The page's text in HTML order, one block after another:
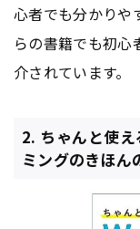
心者でも分かりや
らの書籍でも初心
介されています。
2. ちゃんと使
ミングのきほん